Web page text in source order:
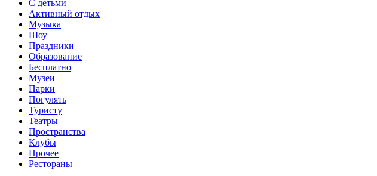
С детьми
Активный отдых
Музыка
Шоу
Праздники
Образование
Бесплатно
Музеи
Парки
Погулять
Туристу
Театры
Пространства
Клубы
Прочее
Рестораны